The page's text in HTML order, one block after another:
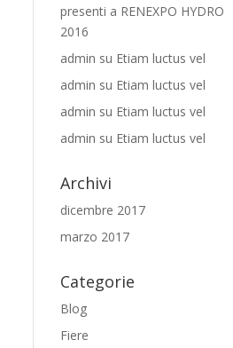
presenti a RENEXPO HYDRO
2016
admin su Etiam luctus vel
admin su Etiam luctus vel
admin su Etiam luctus vel
admin su Etiam luctus vel
Archivi
dicembre 2017
marzo 2017
Categorie
Blog
Fiere